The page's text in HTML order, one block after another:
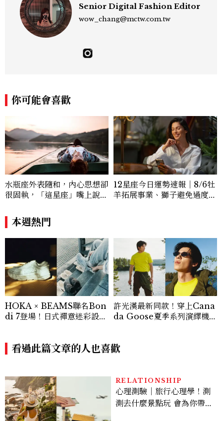
Senior Digital Fashion Editor
wow_chang@mctw.com.tw
你可能會喜歡
水瓶座外表隨和，內心思想卻
很固執，「這星座」嘴上說都
選！12星座最難被改變的一
面
12星座今日運勢速報｜8/6牡
羊拓展事業、獅子避免過度借
本週熱門
HOKA × BEAMS聯名Bon
di 7登場！日式禪意迷彩設計
許光漢最新同款！穿上Cana
da Goose夏季系列演繹機能
看過此篇文章的人也喜歡
RELATIONSHIP
心理測驗｜旅行心理學！測
測去什麼景點玩 會為你帶來